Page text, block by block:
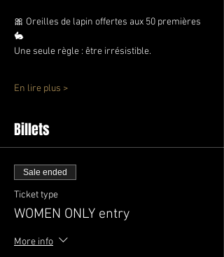
🎀 Oreilles de lapin offertes aux 50 premières
🐇
Une seule règle : être irrésistible.
En lire plus >
Billets
Sale ended
Ticket type
WOMEN ONLY entry
More info